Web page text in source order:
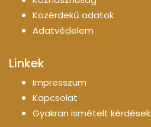
Közérdekű adatok
Adatvédelem
Linkek
Impresszum
Kapcsolat
Gyakran ismételt kérdések